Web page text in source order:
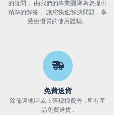
的疑問， 由我們的專業團隊為您提供
精準的解答， 讓您快速解決問題，享
受更優質的使用體驗。
免費送貨
除偏遠地區或上落樓梯費外 , 所有產
品免費送貨 .